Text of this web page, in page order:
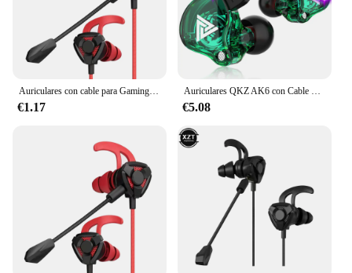
Auriculares con cable para Gaming, cascos con micrófono para Pubg, PS4, CSGO, teléfono, tableta, portátil, juego Universal
€1.17
Auriculares QKZ AK6 con Cable de 3,5mm, cascos con sonido HiFi de calidad, para juegos, bajo, oferta barata
€5.08